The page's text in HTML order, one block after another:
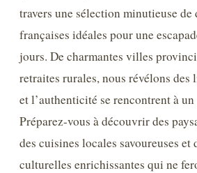
travers une sélection minutieuse de
françaises idéales pour une
jours. De charmantes villes
retraites rurales, nous révélons des
et l’authenticité se rencontrent à
Préparez-vous à découvrir des
des cuisines locales savoureuses et
culturelles enrichissantes qui ne